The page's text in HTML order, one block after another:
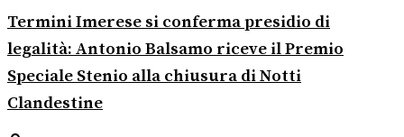
Termini Imerese si conferma presidio di
legalità: Antonio Balsamo riceve il Premio
Speciale Stenio alla chiusura di Notti
Clandestine